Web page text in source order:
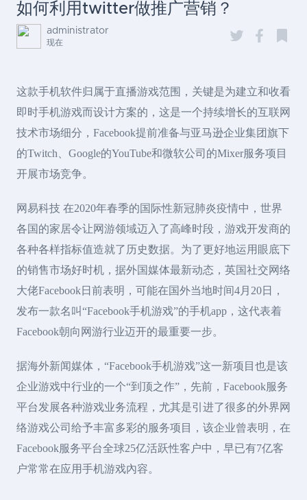
如何利用twitter做推广营销？
administrator
现在
这款手机软件归属于直播游戏范围，关键是为建立和收看
即时手机游戏而设计方案的，这是一个持续增长的互联网
技术市场细分，Facebook提前准备与亚马逊企业集团旗下
的Twitch、Google的YouTube和微软公司的Mixer服务项目
开展市场竞争。
网易科技 在2020年春季的国际性新冠肺炎疫情中，世界
各国的家居令让网游领域迈入了高峰时段，游戏开发商的
各种各样指标值造就了历史数据。为了更好地运用眼底下
的销售市场好时机，据外国媒体最新动态，英国社交网络
大佬Facebook日前表明，可能在国外当地时间4月20日，
发布一款名叫“Facebook手机游戏”的手机app，这代表着
Facebook朝向网游行业迈开的最重要一步。
据海外新闻媒体，“Facebook手机游戏”这一新项目也是该
企业游戏中行业的一个“到顶之作”，先前，Facebook服务
平台发展各种游戏业务流程，尤其是引进了很多的外界网
络游戏公司给予丰富多彩的服务项目，该企业曾表明，在
Facebook服务平台全球25亿活跃性客户中，早已有7亿客
户常常在应用手机游戏內容。